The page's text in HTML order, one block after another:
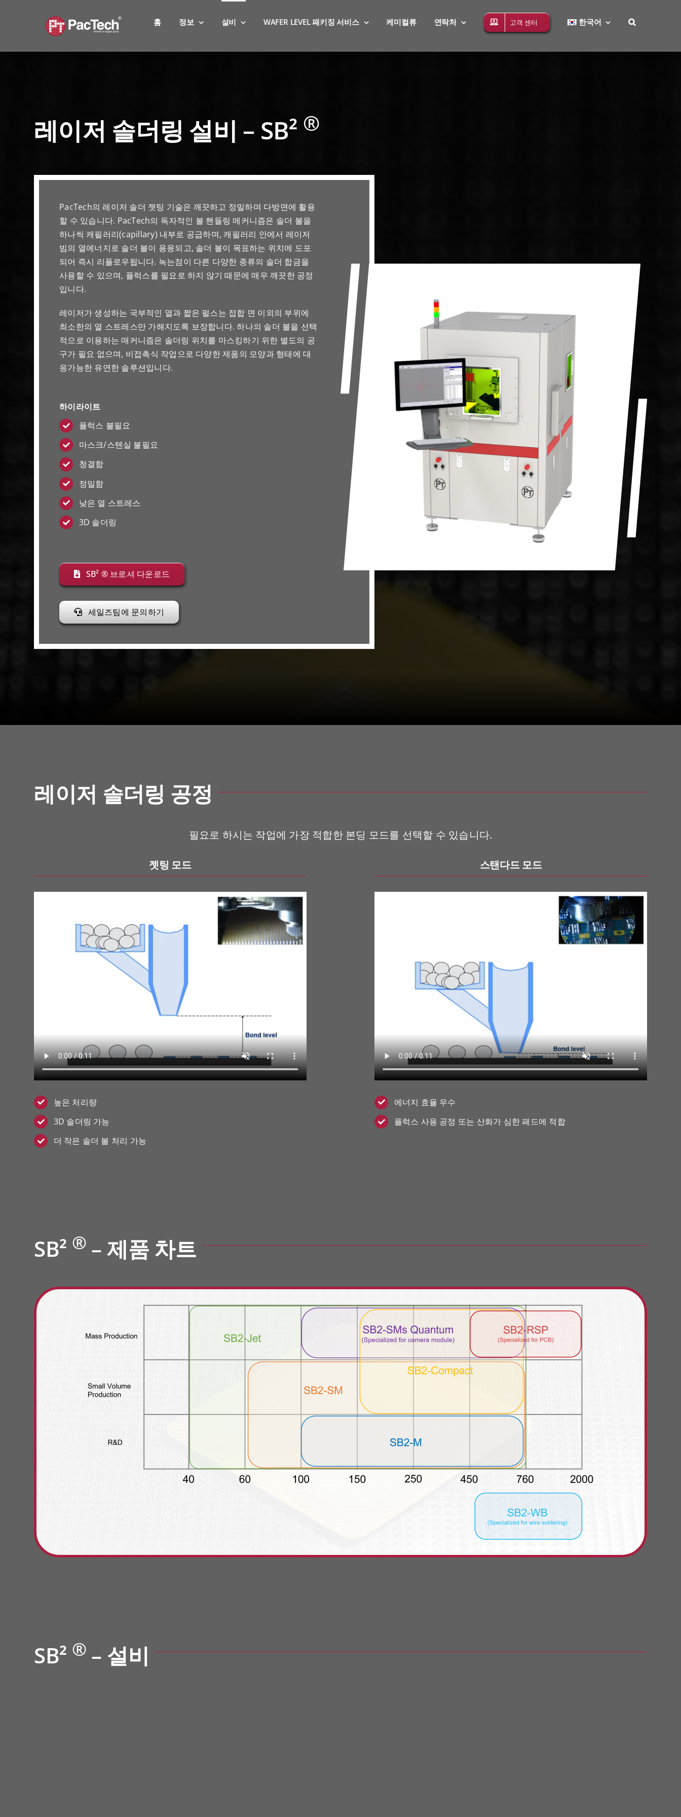
홈 정보 설비 WAFER LEVEL 패키징 서비스 케미컬류 연락처 고객 센터 한국어
레이저 솔더링 설비 – SB² ®
PacTech의 레이저 솔더 젯팅 기술은 깨끗하고 정밀하며 다방면에 활용
할 수 있습니다. PacTech의 독자적인 볼 핸들링 메커니즘은 솔더 볼을
하나씩 캐필러리(capillary) 내부로 공급하며, 캐필러리 안에서 레이저
빔의 열에너지로 솔더 볼이 용융되고, 솔더 볼이 목표하는 위치에 도포
되어 즉시 리플로우됩니다. 녹는점이 다른 다양한 종류의 솔더 합금을
사용할 수 있으며, 플럭스를 필요로 하지 않기 때문에 매우 깨끗한 공정
입니다.
레이저가 생성하는 국부적인 열과 짧은 펄스는 접합 면 이외의 부위에
최소한의 열 스트레스만 가해지도록 보장합니다. 하나의 솔더 볼을 선택
적으로 이용하는 매커니즘은 솔더링 위치를 마스킹하기 위한 별도의 공
구가 필요 없으며, 비접촉식 작업으로 다양한 제품의 모양과 형태에 대
응가능한 유연한 솔루션입니다.
하이라이트
플럭스 불필요
마스크/스텐실 불필요
청결함
정밀함
낮은 열 스트레스
3D 솔더링
SB² ® 브로셔 다운로드
세일즈팀에 문의하기
레이저 솔더링 공정
필요로 하시는 작업에 가장 적합한 본딩 모드를 선택할 수 있습니다.
젯팅 모드
높은 처리량
3D 솔더링 가능
더 작은 솔더 볼 처리 가능
스탠다드 모드
에너지 효율 우수
플럭스 사용 공정 또는 산화가 심한 패드에 적합
SB² ® – 제품 차트
SB² ® – 설비